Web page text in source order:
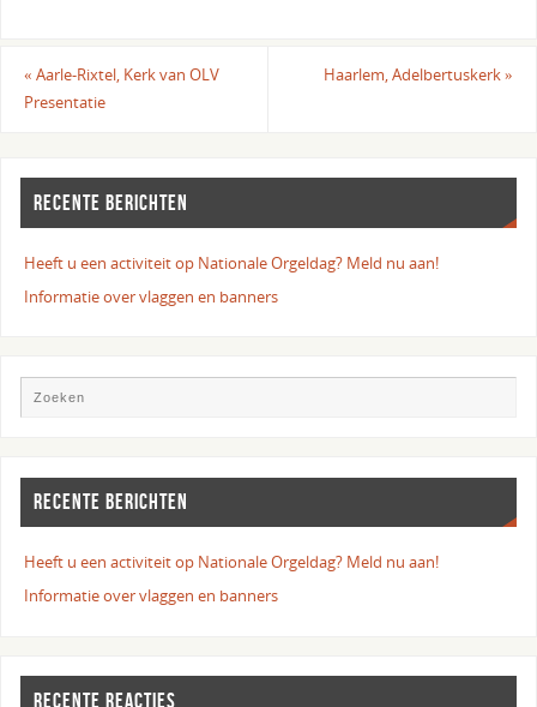
« Aarle-Rixtel, Kerk van OLV
Presentatie
Haarlem, Adelbertuskerk»
RECENTE BERICHTEN
Heeft u een activiteit op Nationale Orgeldag? Meld nu aan!
Informatie over vlaggen en banners
RECENTE BERICHTEN
Heeft u een activiteit op Nationale Orgeldag? Meld nu aan!
Informatie over vlaggen en banners
RECENTE REACTIES